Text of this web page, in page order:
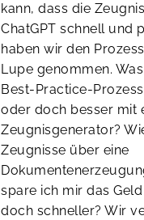
kann, dass die
ChatGPT schnell und
haben wir den
Lupe genommen.
Best-Practice-
oder doch besser mit
Zeugnisgenerator?
Zeugnisse über eine
spare ich mir das
doch schneller? Wir